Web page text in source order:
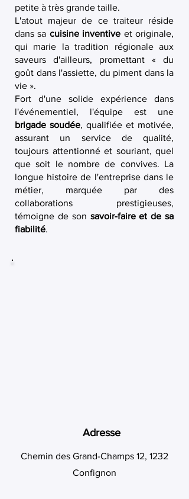
petite à très grande taille.
L'atout majeur de ce traiteur réside
dans sa cuisine inventive et originale,
qui marie la tradition régionale aux
saveurs d'ailleurs, promettant « du
goût dans l'assiette, du piment dans la
vie ».
Fort d'une solide expérience dans
l'événementiel, l'équipe est une
brigade soudée, qualifiée et motivée,
assurant un service de qualité,
toujours attentionné et souriant, quel
que soit le nombre de convives. La
longue histoire de l'entreprise dans le
métier, marquée par des
collaborations prestigieuses,
témoigne de son savoir-faire et de sa
fiabilité.
Adresse
Chemin des Grand-Champs 12, 1232
Confignon